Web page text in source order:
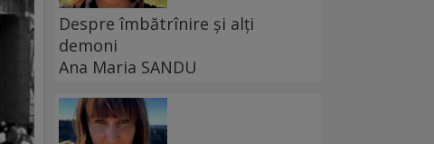
Despre îmbătrînire și alți
demoni
Ana Maria SANDU